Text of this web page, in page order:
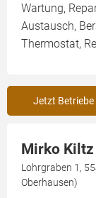
Wartung,
Austausch,
Thermostat,
Jetzt
Mirko Kiltz
Lohrgraben 1,
Oberhausen)